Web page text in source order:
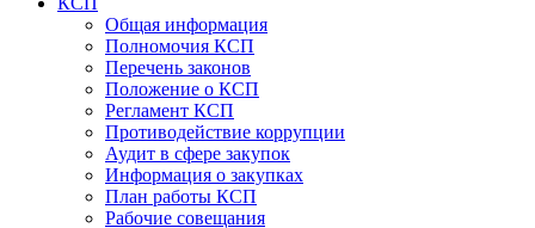
Общая информация
Полномочия КСП
Перечень законов
Положение о КСП
Регламент КСП
Противодействие коррупции
Аудит в сфере закупок
Информация о закупках
План работы КСП
Рабочие совещания